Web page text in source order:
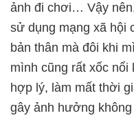
ảnh đi chơi… Vậy
sử dụng mạng xã hội
bản thân mà đôi khi
mình cũng rất xốc nổi
hợp lý, làm mất thời
gây ảnh hưởng